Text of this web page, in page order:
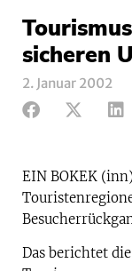
sicheren
2. Januar 2002
EIN BOKEK
Das berichtet